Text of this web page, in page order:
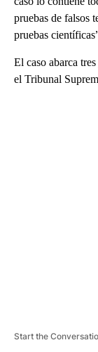
pruebas de falsos
pruebas
El caso abarca
el Tribunal
Start the